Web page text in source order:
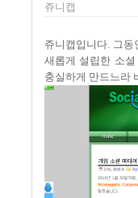
쥬니캡
쥬니캡입니다. 그동
새롭게 설립한 소
충실하게 만드느라